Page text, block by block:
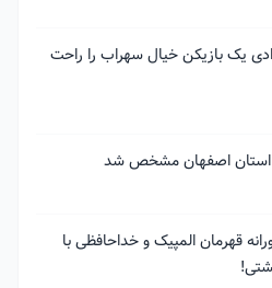
یک بازیکن خیال سهراب را راحت
اصفهان مشخص شد
قهرمان المپیک و خداحافظی با